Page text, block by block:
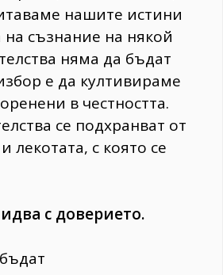
нашите истини
съзнание на някой
няма да бъдат
е да култивираме
в честността.
се подхранват от
лекотата, с която се
с доверието.